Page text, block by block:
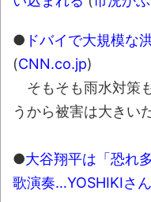
グラビアに挑戦
歴ログは10周
進撃の巨人シ
感想
集でほとんど紹
ば自分たちで紹
● ドバイで大規模な
(CNN.co.jp)
そもそも雨水対策
うから被害は大きい
●大谷翔平は「恐れ
歌演奏…YOSHIKIさ